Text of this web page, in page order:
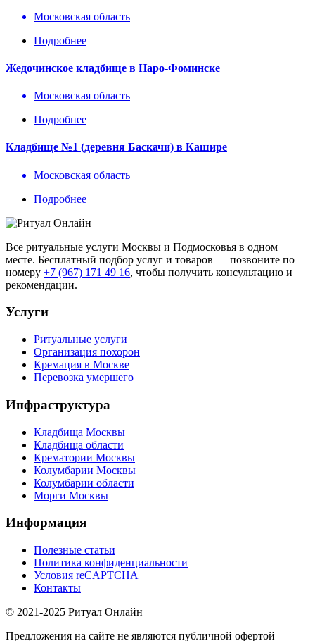
Московская область
Подробнее
Жедочинское кладбище в Наро-Фоминске
Московская область
Подробнее
Кладбище №1 (деревня Баскачи) в Кашире
Московская область
Подробнее
Все ритуальные услуги Москвы и Подмосковья в одном
месте. Бесплатный подбор услуг и товаров — позвоните по
номеру +7 (967) 171 49 16, чтобы получить консультацию и
рекомендации.
Услуги
Ритуальные услуги
Организация похорон
Кремация в Москве
Перевозка умершего
Инфраструктура
Кладбища Москвы
Кладбища области
Крематории Москвы
Колумбарии Москвы
Колумбарии области
Морги Москвы
Информация
Полезные статьи
Политика конфиденциальности
Условия reCAPTCHA
Контакты
© 2021-2025 Ритуал Онлайн
Предложения на сайте не являются публичной офертой